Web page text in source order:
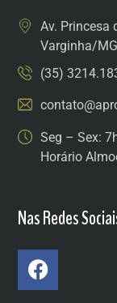
Av. Princesa
Varginha/
(35)
Seg – Sex:
Horário
Nas Redes